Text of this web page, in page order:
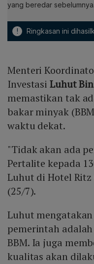
yang beredar sebelumnya.
! Ringkasan ini
Menteri
InvestasiLuhut
memastikan tak
bakar minyak
waktu dekat.
"Tidak akan ada
Pertalite kepada
Luhut di Hotel Ritz
(25/7).
Luhut
pemerintah
BBM. Ia juga
kualitas akan